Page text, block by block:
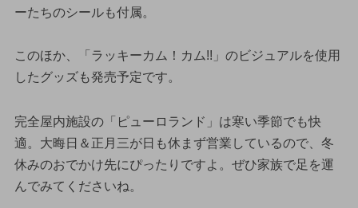
ーたちのシールも付属。
このほか、「ラッキーカム！カム!!」のビジュアルを使用
したグッズも発売予定です。
完全屋内施設の「ピューロランド」は寒い季節でも快
適。大晦日＆正月三が日も休まず営業しているので、冬
休みのおでかけ先にぴったりですよ。ぜひ家族で足を運
んでみてくださいね。